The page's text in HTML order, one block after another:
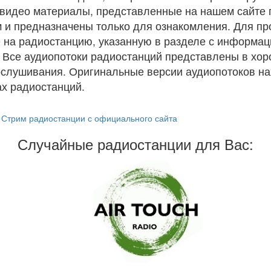
материалы, представленные на нашем сайте
предназначены только для ознакомления. Для
на радиостанцию, указанную в разделе с
аудиопотоки радиостанций представлены в
Оригинальные версии аудиопотоков
радиостанций.
Стрим радиостанции с официального сайта
Случайные радиостанции для Вас: